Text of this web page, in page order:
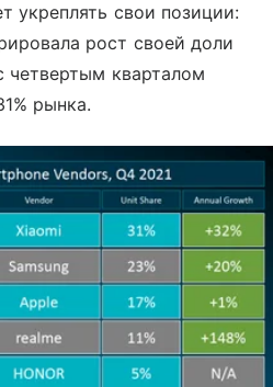
укреплять свои позиции:
рост своей доли
четвертым кварталом
рынка.